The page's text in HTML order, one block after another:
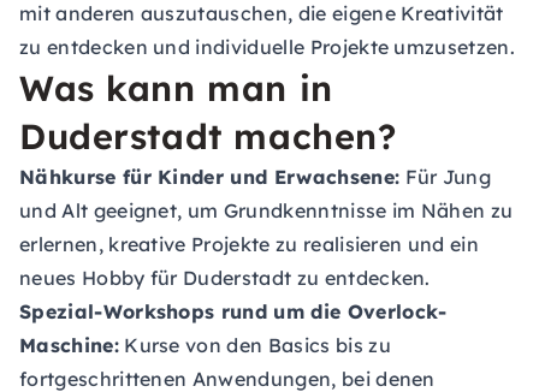
mit anderen auszutauschen, die eigene Kreativität
zu entdecken und individuelle Projekte umzusetzen.
Was kann man in
Duderstadt machen?
Nähkurse für Kinder und Erwachsene: Für Jung
und Alt geeignet, um Grundkenntnisse im Nähen zu
erlernen, kreative Projekte zu realisieren und ein
neues Hobby für Duderstadt zu entdecken.
Spezial-Workshops rund um die Overlock-
Maschine:Kurse von den Basics bis zu
fortgeschrittenen Anwendungen, bei denen